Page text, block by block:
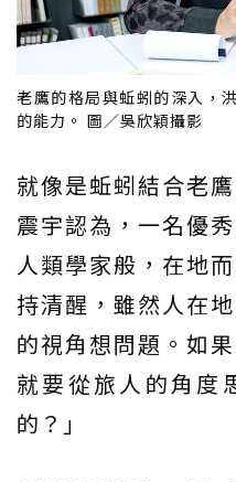
老鷹的格局與蚯蚓的深入，
的能力。 圖／吳欣穎攝影
就像是蚯蚓結合老
震宇認為，一名優
人類學家般，在地
持清醒，雖然人在
的視角想問題。如
就要從旅人的角度
的？」